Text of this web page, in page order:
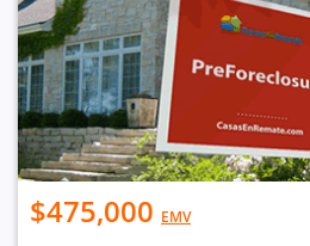
$475,000 EMV